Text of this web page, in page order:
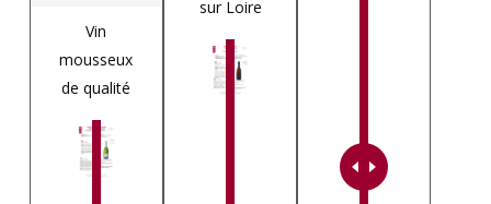
Vin
mousseux
de qualité
sur Loire